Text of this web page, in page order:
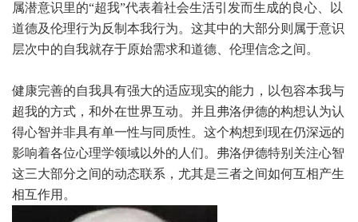
属潜意识里的“超我”代表着社会生活引发而生成的良心、以
道德及伦理行为反制本我行为。这其中的大部分则属于意识
层次中的自我就存于原始需求和道德、伦理信念之间。
健康完善的自我具有强大的适应现实的能力，以包容本我与
超我的方式，和外在世界互动。并且弗洛伊德的构想认为认
得心智并非具有单一性与同质性。这个构想到现在仍深远的
影响着各位心理学领域以外的人们。弗洛伊德特别关注心智
这三大部分之间的动态联系，尤其是三者之间如何互相产生
相互作用。